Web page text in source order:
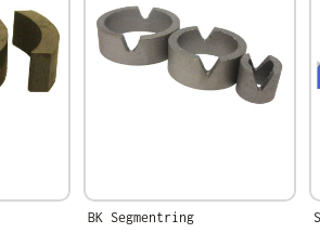
BK Segmentring